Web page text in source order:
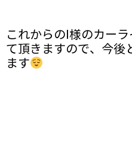
これからのI様のカー
て頂きますので、今後
ます